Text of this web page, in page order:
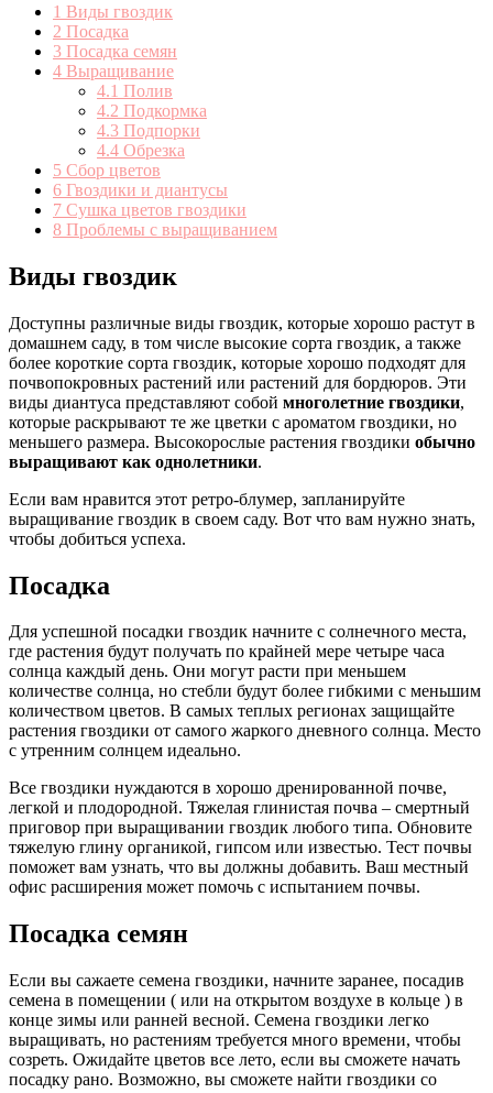
1 Виды гвоздик
2 Посадка
3 Посадка семян
4 Выращивание
4.1 Полив
4.2 Подкормка
4.3 Подпорки
4.4 Обрезка
5 Сбор цветов
6 Гвоздики и диантусы
7 Сушка цветов гвоздики
8 Проблемы с выращиванием
Виды гвоздик
Доступны различные виды гвоздик, которые хорошо растут в
домашнем саду, в том числе высокие сорта гвоздик, а также
более короткие сорта гвоздик, которые хорошо подходят для
почвопокровных растений или растений для бордюров. Эти
виды диантуса представляют собой многолетние гвоздики,
которые раскрывают те же цветки с ароматом гвоздики, но
меньшего размера. Высокорослые растения гвоздики обычно
выращивают как однолетники.
Если вам нравится этот ретро-блумер, запланируйте
выращивание гвоздик в своем саду. Вот что вам нужно знать,
чтобы добиться успеха.
Посадка
Для успешной посадки гвоздик начните с солнечного места,
где растения будут получать по крайней мере четыре часа
солнца каждый день. Они могут расти при меньшем
количестве солнца, но стебли будут более гибкими с меньшим
количеством цветов. В самых теплых регионах защищайте
растения гвоздики от самого жаркого дневного солнца. Место
с утренним солнцем идеально.
Все гвоздики нуждаются в хорошо дренированной почве,
легкой и плодородной. Тяжелая глинистая почва – смертный
приговор при выращивании гвоздик любого типа. Обновите
тяжелую глину органикой, гипсом или известью. Тест почвы
поможет вам узнать, что вы должны добавить. Ваш местный
офис расширения может помочь с испытанием почвы.
Посадка семян
Если вы сажаете семена гвоздики, начните заранее, посадив
семена в помещении ( или на открытом воздухе в кольце ) в
конце зимы или ранней весной. Семена гвоздики легко
выращивать, но растениям требуется много времени, чтобы
созреть. Ожидайте цветов все лето, если вы сможете начать
посадку рано. Возможно, вы сможете найти гвоздики со